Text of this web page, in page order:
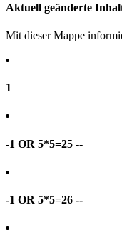
Aktuell geänderte
Mit dieser Mappe
1
-1 OR 5*5=25 --
-1 OR 5*5=26 --